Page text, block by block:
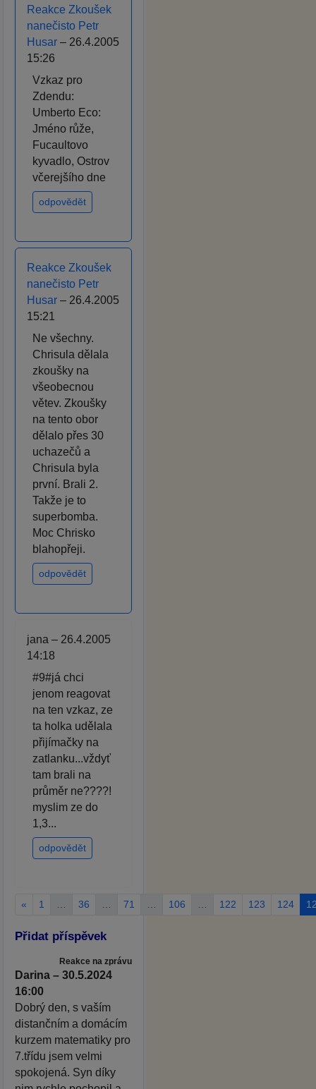
Reakce Zkoušek
nanečisto Petr
Husar – 26.4.2005
15:26
Vzkaz pro
Zdendu:
Umberto Eco:
Jméno růže,
Fucaultovo
kyvadlo, Ostrov
včerejšího dne
odpovědět
Reakce Zkoušek
nanečisto Petr
Husar – 26.4.2005
15:21
Ne všechny.
Chrisula dělala
zkoušky na
všeobecnou
větev. Zkoušky
na tento obor
dělalo přes 30
uchazečů a
Chrisula byla
první. Brali 2.
Takže je to
superbomba.
Moc Chrisko
blahopřeji.
odpovědět
jana – 26.4.2005
14:18
#9#já chci
jenom reagovat
na ten vzkaz, ze
ta holka udělala
přijímačky na
zatlanku...vždyť
tam brali na
průměr ne????!
myslim ze do
1,3...
odpovědět
« 1 … 36 … 71 … 106 … 122 123 124
Přidat příspěvek
Reakce na zprávu
Darina – 30.5.2024
16:00
Dobrý den, s vaším
distančním a domácím
kurzem matematiky pro
7.třídu jsem velmi
spokojená. Syn díky